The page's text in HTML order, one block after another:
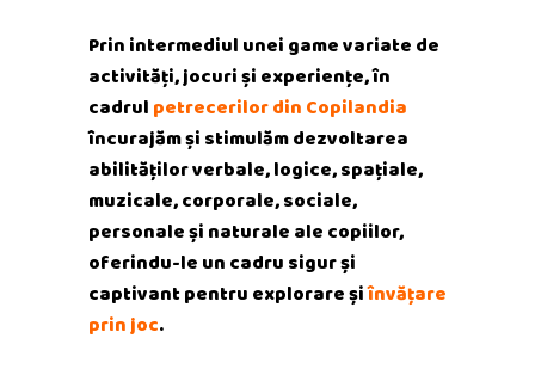
Prin intermediul unei game variate de
activități, jocuri și experiențe, în
cadrul petrecerilor din Copilandia
încurajăm și stimulăm dezvoltarea
abilităților verbale, logice, spațiale,
muzicale, corporale, sociale,
personale și naturale ale copiilor,
oferindu-le un cadru sigur și
captivant pentru explorare șiînvățare
prin joc.